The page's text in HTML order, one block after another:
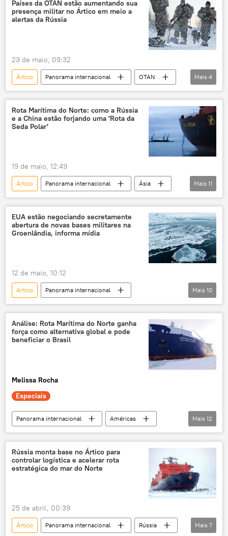
Países da OTAN estão aumentando sua
presença militar no Ártico em meio a
alertas da Rússia
23 de maio, 09:32
Ártico Panorama internacional
OTAN
Rússia
tensão militar
base militar
EUA
Mais 4
Rota Marítima do Norte: como a Rússia
e a China estão forjando uma 'Rota da
Seda Polar'
19 de maio, 12:49
Ártico Panorama internacional
Ásia
Europa
Rússia
China
Aleksei Likhachev
Rosatom
Federação da Rússia
Rota Marítima do Norte
Economia
Mais 11
EUA estão negociando secretamente
abertura de novas bases militares na
Groenlândia, informa mídia
12 de maio, 10:12
Ártico
Panorama internacional
base militar
Groenlândia
militarização
Estados Unidos
Dinamarca
Rússia
China
Mais 10
Análise: Rota Marítima do Norte ganha
força como alternativa global e pode
beneficiar o Brasil
Melissa Rocha
Especiais
Panorama internacional
Américas
Ásia
Rússia Brasil
Norte
canal de Suez
Rosatom
Rota Marítima do Norte
rota marítima
Mais 12
Rússia monta base no Ártico para
controlar logística e acelerar rota
estratégica do mar do Norte
25 de abril, 00:39
Ártico Panorama internacional
Rússia
Mais 7